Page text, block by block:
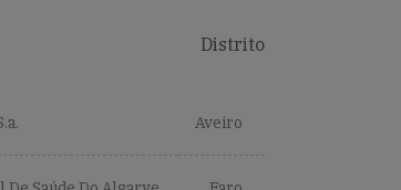
Distrito
Aveiro